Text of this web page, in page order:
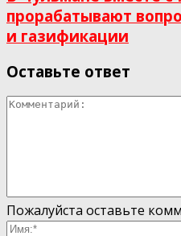
прорабатывают
и газификации
Оставьте ответ
Пожалуйста оставьте